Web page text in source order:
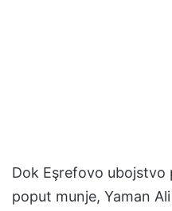
Dok Eşrefovo ubojstvo
poput munje, Yaman